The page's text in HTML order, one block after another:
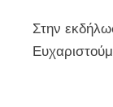
Στην